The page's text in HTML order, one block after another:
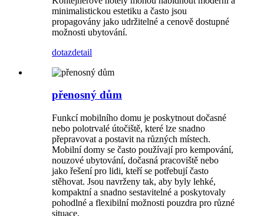
minimalistickou estetiku a často jsou
propagovány jako udržitelné a cenově dostupné
možnosti ubytování.
dotazdetail
přenosný dům
Funkcí mobilního domu je poskytnout dočasné
nebo polotrvalé útočiště, které lze snadno
přepravovat a postavit na různých místech.
Mobilní domy se často používají pro kempování,
nouzové ubytování, dočasná pracoviště nebo
jako řešení pro lidi, kteří se potřebují často
stěhovat. Jsou navrženy tak, aby byly lehké,
kompaktní a snadno sestavitelné a poskytovaly
pohodlné a flexibilní možnosti pouzdra pro různé
situace.